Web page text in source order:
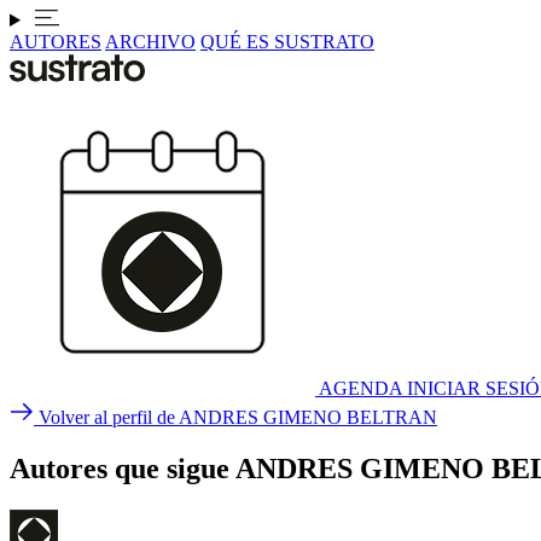
AUTORES ARCHIVO QUÉ ES SUSTRATO
AGENDA INICIAR
Volver al perfil de ANDRES GIMENO BELTRAN
Autores que sigue ANDRES GIMENO